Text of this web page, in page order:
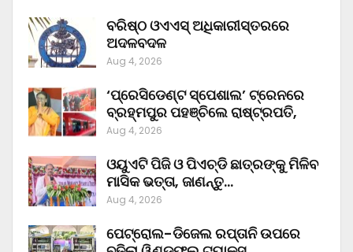
ବରିଷ୍ଠ ଓଏଏସ୍‌ ଅଧିକାରୀସ୍ତରରେ
ଅଦଳବଦଳ
Aug 4, 2026
‘ପ୍ରେସିଡେଣ୍ଟ ସ୍ପେଶାଲ’ ଟ୍ରେନରେ
ବ୍ରହ୍ମପୁର ପହଞ୍ଚିଲେ ରାଷ୍ଟ୍ରପତି,
Aug 4, 2026
ଓୟୁଏଟି ପିଜି ଓ ପିଏଚ୍‌ଡି ଛାତ୍ରଙ୍କୁ ମିଳିବ
ମାସିକ ଭତ୍ତା, ଜାଣନ୍ତୁ…
Aug 4, 2026
ପେଟ୍ରୋଲ-ଡିଜେଲ ରପ୍ତାନି ଉପରେ